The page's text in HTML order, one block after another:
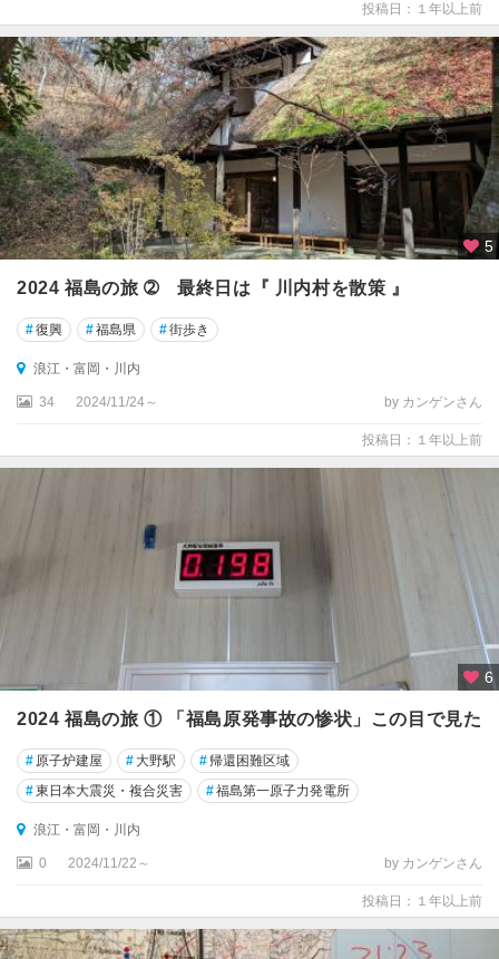
投稿日：１年以上前
5
2024 福島の旅 ➁ 最終日は『 川内村を散策 』
#復興 #福島県 #街歩き
浪江・富岡・川内
34 2024/11/24～ by カンゲンさん
投稿日：１年以上前
6
2024 福島の旅 ① 「福島原発事故の惨状」この目で見た
# 原子炉建屋 # 大野駅 # 帰還困難区域
#東日本大震災・複合災害 #福島第一原子力発電所
浪江・富岡・川内
0 2024/11/22～ by カンゲンさん
投稿日：１年以上前